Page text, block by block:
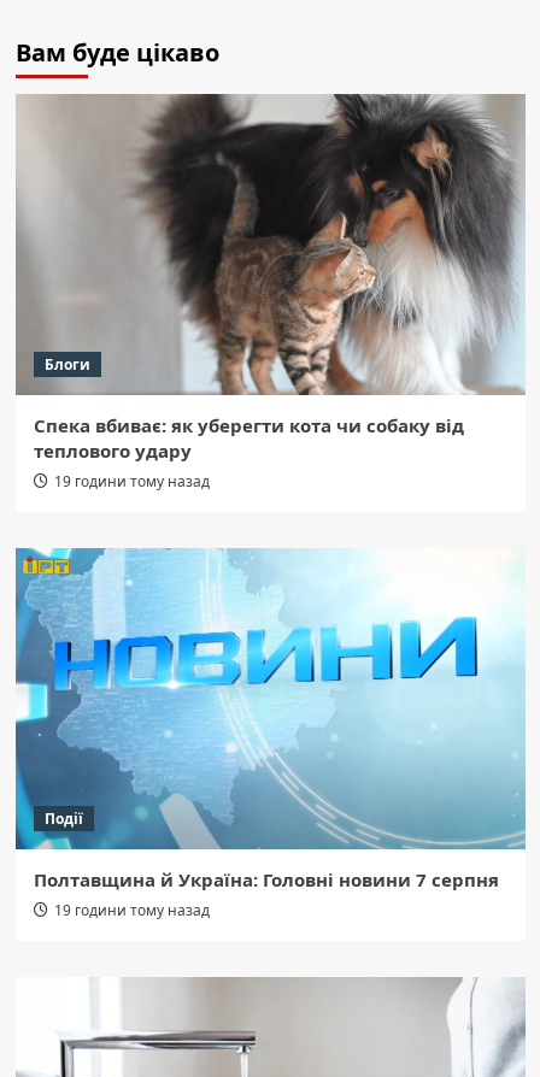
Вам буде цікаво
Блоги
Спека вбиває: як уберегти кота чи собаку від
теплового удару
19 години тому назад
Події
Полтавщина й Україна: Головні новини 7 серпня
19 години тому назад